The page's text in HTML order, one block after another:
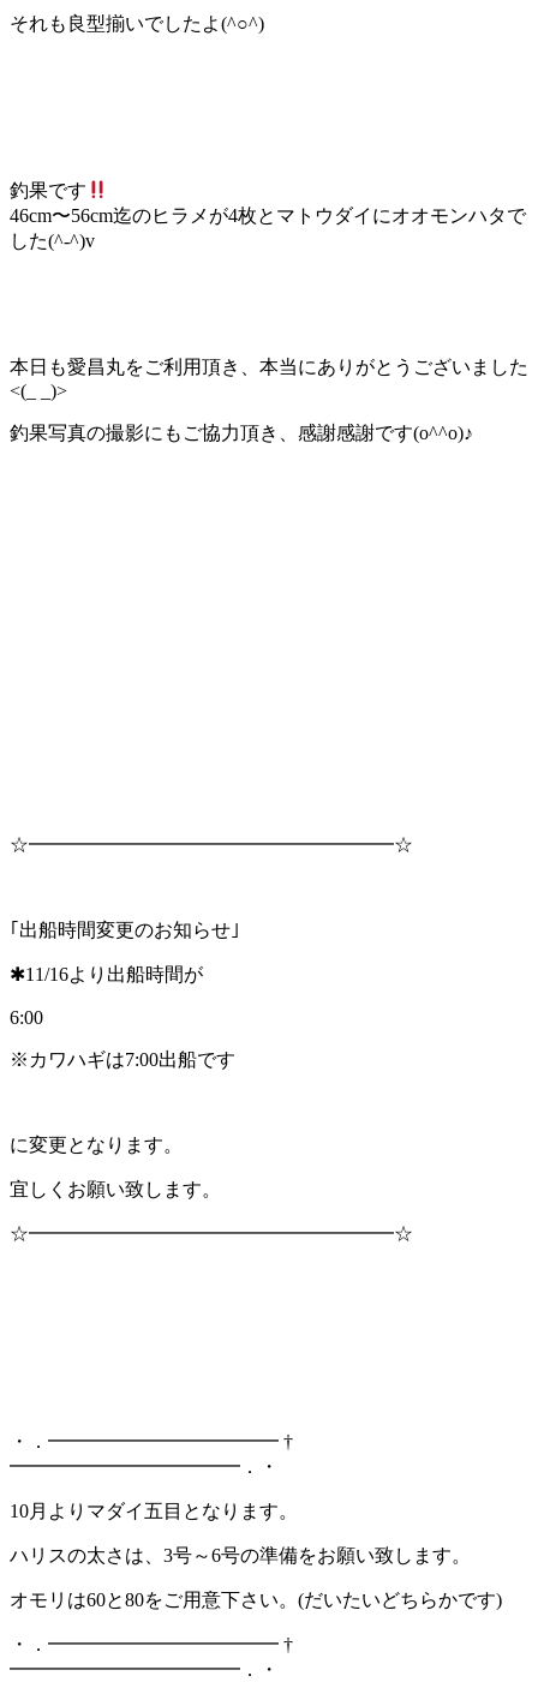
それも良型揃いでしたよ(^○^)
釣果です
46cm〜56cm迄のヒラメが4枚とマトウダイにオオモンハタで
した(^-^)v
本日も愛昌丸をご利用頂き、本当にありがとうございました
<(_ _)>
釣果写真の撮影にもご協力頂き、感謝感謝です(o^^o)♪
☆━━━━━━━━━━━━━━━━━━━☆
｢出船時間変更のお知らせ｣
✱11/16より出船時間が
6:00
※カワハギは7:00出船です
に変更となります。
宜しくお願い致します。
☆━━━━━━━━━━━━━━━━━━━☆
・．━━━━━━━━━━━━ †
━━━━━━━━━━━━．・
10月よりマダイ五目となります。
ハリスの太さは、3号～6号の準備をお願い致します。
オモリは60と80をご用意下さい。(だいたいどちらかです)
・．━━━━━━━━━━━━ †
━━━━━━━━━━━━．・